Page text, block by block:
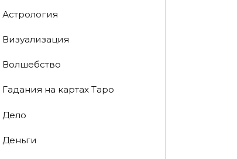
Астрология
Визуализация
Волшебство
Гадания на картах Таро
Дело
Деньги